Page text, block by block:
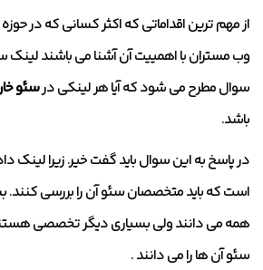
از مهم ترین اقداماتی که اکثر کسانی که در
وب مستران با اهمییت آن آشنا می باشند لینک
سوال مطرح می شود که آیا هر لینکی درسئو
باشد.
در پاسخ به این سوال باید گفت خیر. زیرا لینک
است که باید متخصصان سئو آن را بررسی کنند.
همه می دانند ولی بسیاری دیگر تخصصی
سئو آن ها را می دانند .